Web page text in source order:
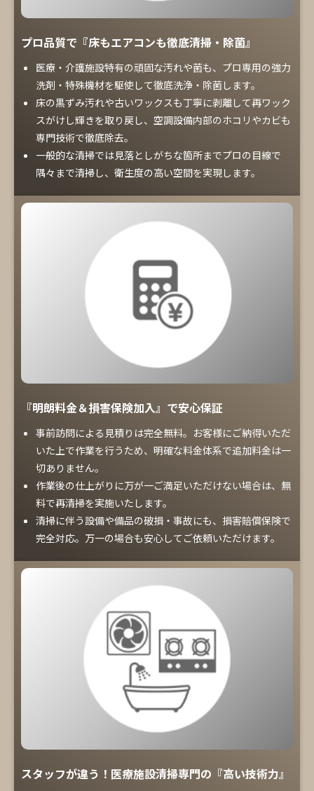
プロ品質で『床もエアコンも徹底清掃・除菌』
医療・介護施設特有の頑固な汚れや菌も、プロ専用の強力
洗剤・特殊機材を駆使して徹底洗浄・除菌します。
床の黒ずみ汚れや古いワックスも丁寧に剥離して再ワック
スがけし輝きを取り戻し、空調設備内部のホコリやカビも
専門技術で徹底除去。
一般的な清掃では見落としがちな箇所までプロの目線で
隅々まで清掃し、衛生度の高い空間を実現します。
『明朗料金＆損害保険加入』で安心保証
事前訪問による見積りは完全無料。お客様にご納得いただ
いた上で作業を行うため、明確な料金体系で追加料金は一
切ありません。
作業後の仕上がりに万が一ご満足いただけない場合は、無
料で再清掃を実施いたします。
清掃に伴う設備や備品の破損・事故にも、損害賠償保険で
完全対応。万一の場合も安心してご依頼いただけます。
スタッフが違う！医療施設清掃専門の『高い技術力』